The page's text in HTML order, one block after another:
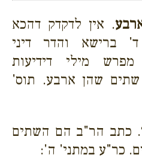
. אין לדקדק דהכא
ברישא והדר דיני
מפרש מילי דידיעות
שהן ארבע. תוס'
. כתב הר"ב הם השתים
כר"ע במתני' ה':